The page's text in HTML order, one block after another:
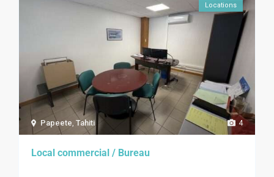
4
Papeete,Tahiti
Locations
Local commercial / Bureau